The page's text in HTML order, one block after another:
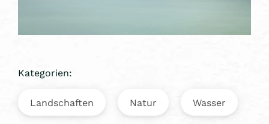
Kategorien:
Landschaften Natur Wasser